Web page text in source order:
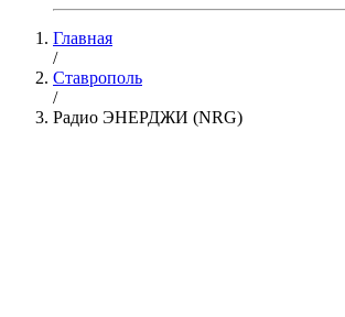
Главная
/
Ставрополь
/
Радио ЭНЕРДЖИ (NRG)